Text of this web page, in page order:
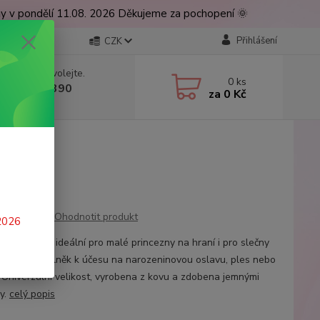
pondělí 11.08. 2026 Děkujeme za pochopení 🌞
CZK Přihlášení
si rady? Zavolejte.
777 224 390
9-17 hod.)
0 ks
za 0 Kč
Ohodnotit produkt
korunka ideální pro malé princezny na hraní i pro slečny
doplněk k účesu na narozeninovou oslavu, ples nebo
velikost, vyrobena z kovu a zdobena jemnými
celý popis